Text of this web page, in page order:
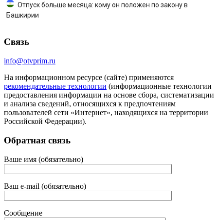
Отпуск больше месяца: кому он положен по закону в
Башкирии
Связь
info@otvprim.ru
На информационном ресурсе (сайте) применяются
рекомендательные технологии (информационные технологии
предоставления информации на основе сбора, систематизации
и анализа сведений, относящихся к предпочтениям
пользователей сети «Интернет», находящихся на территории
Российской Федерации).
Обратная связь
Ваше имя (обязательно)
Ваш e-mail (обязательно)
Сообщение